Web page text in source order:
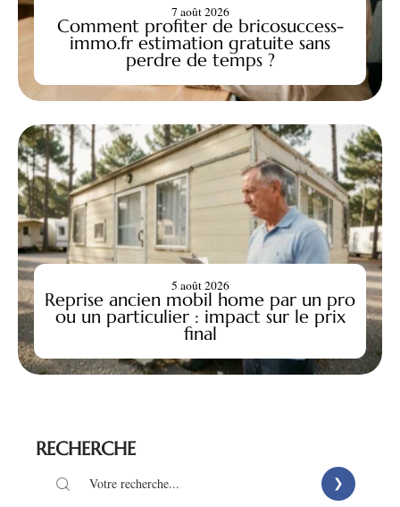
Comment profiter de bricosuccess-
immo.fr estimation gratuite sans
perdre de temps ?
7 août 2026
Reprise ancien mobil home par un pro
ou un particulier : impact sur le prix
final
5 août 2026
RECHERCHE